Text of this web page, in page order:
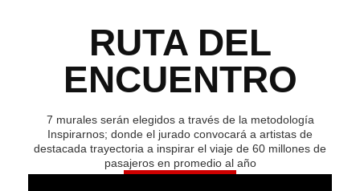
RUTA DEL
ENCUENTRO
7 murales serán elegidos a través de la metodología
Inspirarnos; donde el jurado convocará a artistas de
destacada trayectoria a inspirar el viaje de 60 millones de
pasajeros en promedio al año